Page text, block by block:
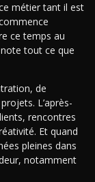
métier tant il est
ce temps au
tout ce que
de
L’après-
rencontres
Et quand
pleines dans
notamment